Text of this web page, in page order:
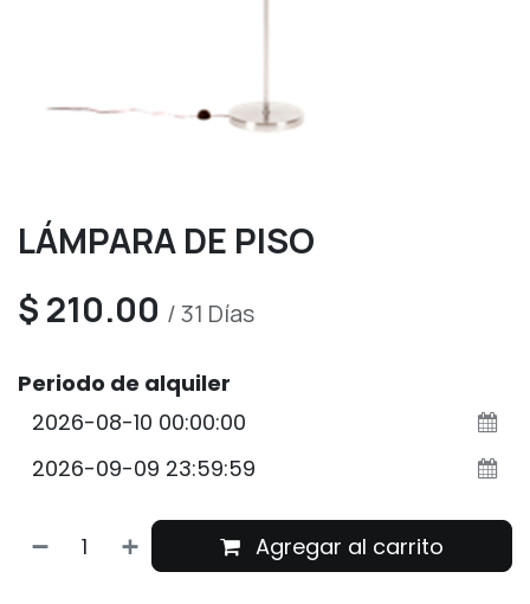
LÁMPARA DE PISO
$ 210.00 /31 Días
Periodo de alquiler
Agregar al carrito